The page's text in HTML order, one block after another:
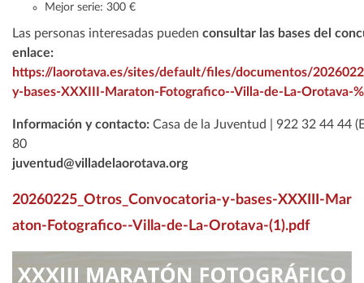
Mejor serie: 300 €
Las personas interesadas pueden consultar las bases del
enlace:
https://laorotava.es/sites/default/files/documentos/
y-bases-XXXIII-Maraton-Fotografico--Villa-de-La-Orotava-
Información y contacto: Casa de la Juventud | 922 32 44 44
80
juventud@villadelaorotava.org
20260225_Otros_Convocatoria-y-bases-XXXIII-Mar
aton-Fotografico--Villa-de-La-Orotava-(1).pdf